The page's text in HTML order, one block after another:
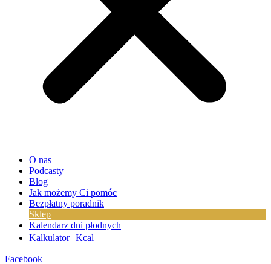
O nas
Podcasty
Blog
Jak możemy Ci pomóc
Bezpłatny poradnik
Sklep
Kalendarz dni płodnych
Kalkulator Kcal
Facebook